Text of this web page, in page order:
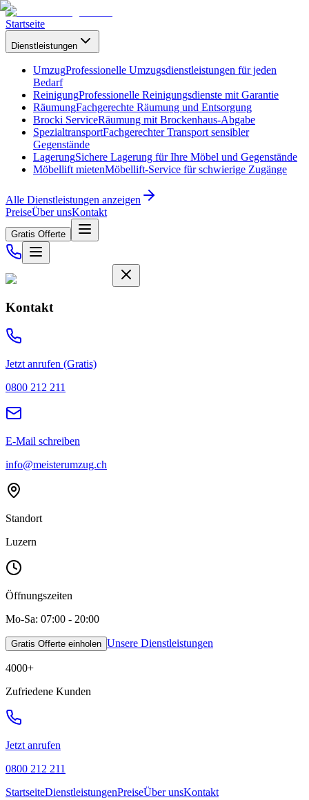
Startseite
Dienstleistungen
UmzugProfessionelle Umzugsdienstleistungen für jeden
Bedarf
ReinigungProfessionelle Reinigungsdienste mit Garantie
RäumungFachgerechte Räumung und Entsorgung
Brocki ServiceRäumung mit Brockenhaus-Abgabe
SpezialtransportFachgerechter Transport sensibler
Gegenstände
LagerungSichere Lagerung für Ihre Möbel und Gegenstände
Möbellift mietenMöbellift-Service für schwierige Zugänge
Alle Dienstleistungen anzeigen
PreiseÜber unsKontakt
Gratis Offerte
Kontakt
Jetzt anrufen (Gratis)
0800 212 211
E-Mail schreiben
info@meisterumzug.ch
Standort
Luzern
Öffnungszeiten
Mo-Sa: 07:00 - 20:00
Gratis Offerte einholen Unsere Dienstleistungen
4000+
Zufriedene Kunden
Jetzt anrufen
0800 212 211
StartseiteDienstleistungenPreiseÜber unsKontakt